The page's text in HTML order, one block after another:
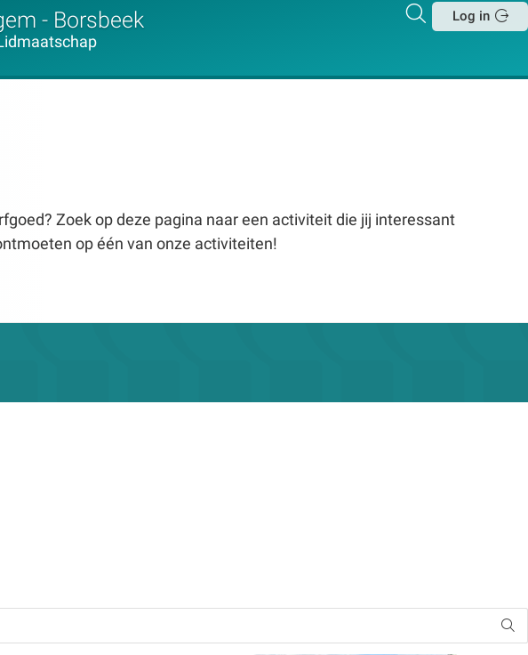
- Borsbeek Zoeken
Log in
Zoek op deze pagina naar een activiteit die jij interessant
op één van onze activiteiten!